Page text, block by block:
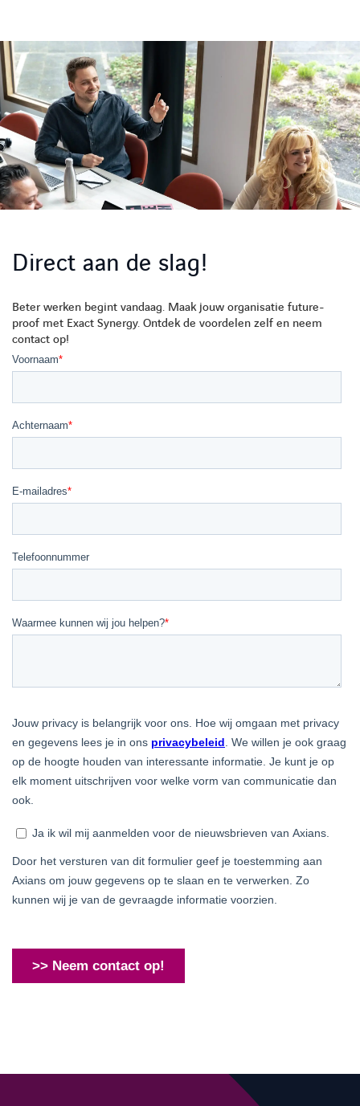
Direct aan de slag!
Beter werken begint vandaag. Maak jouw organisatie future-
proof met Exact Synergy. Ontdek de voordelen zelf en neem
contact op!